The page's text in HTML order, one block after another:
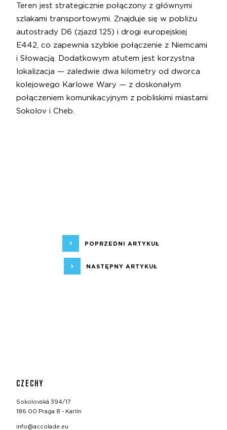
Teren jest strategicznie połączony z głównymi
szlakami transportowymi. Znajduje się w pobliżu
autostrady D6 (zjazd 125) i drogi europejskiej
E442, co zapewnia szybkie połączenie z Niemcami
i Słowacją. Dodatkowym atutem jest korzystna
lokalizacja — zaledwie dwa kilometry od dworca
kolejowego Karlowe Wary — z doskonałym
połączeniem komunikacyjnym z pobliskimi miastami
Sokolov i Cheb.
POPRZEDNI ARTYKUŁ
NASTĘPNY ARTYKUŁ
CZECHY
Sokolovská 394/17
186 00 Praga 8 - Karlín
info@accolade.eu